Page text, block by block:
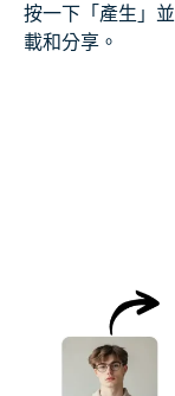
按一下「產生」
載和分享。